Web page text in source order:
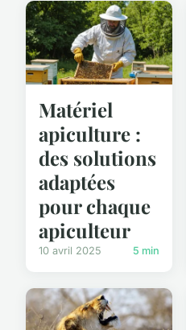
Matériel
apiculture :
des solutions
adaptées
pour chaque
apiculteur
10 avril 2025 5 min